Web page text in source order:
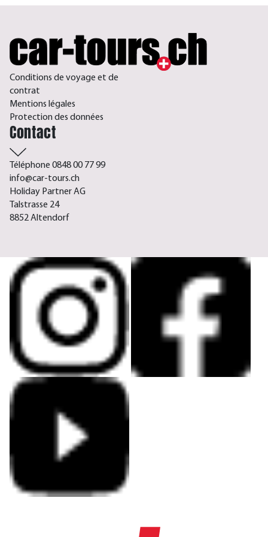
Conditions de voyage et de
contrat
Mentions légales
Protection des données
Contact
Téléphone 0848 00 77 99
info@car-tours.ch
Holiday Partner AG
Talstrasse 24
8852 Altendorf